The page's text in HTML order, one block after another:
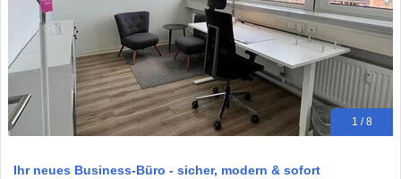
1 / 8
Ihr neues Business-Büro - sicher, modern & sofort